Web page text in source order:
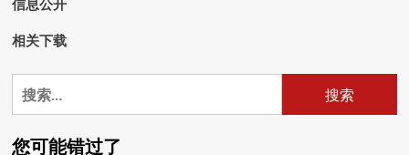
信息公开
相关下载
搜
索：
您可能错过了